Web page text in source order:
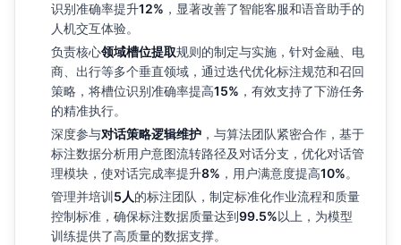
识别准确率提升12% ，显著改善了智能客服和语音助手的
人机交互体验。
负责核心领域槽位提取规则的制定与实施，针对金融、电
商、出行等多个垂直领域，通过迭代优化标注规范和召回
策略，将槽位识别准确率提高15% ，有效支持了下游任务
的精准执行。
深度参与对话策略逻辑维护 ，与算法团队紧密合作，基于
标注数据分析用户意图流转路径及对话分支，优化对话管
理模块，使对话完成率提升8% ，用户满意度提高10%。
管理并培训5人的标注团队，制定标准化作业流程和质量
控制标准，确保标注数据质量达到99.5%以上，为模型
训练提供了高质量的数据支撑。